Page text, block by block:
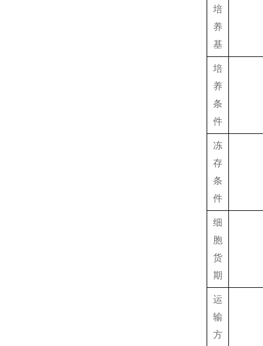
培
养
基
培
养
条
件
冻
存
条
件
细
胞
货
期
运
输
方